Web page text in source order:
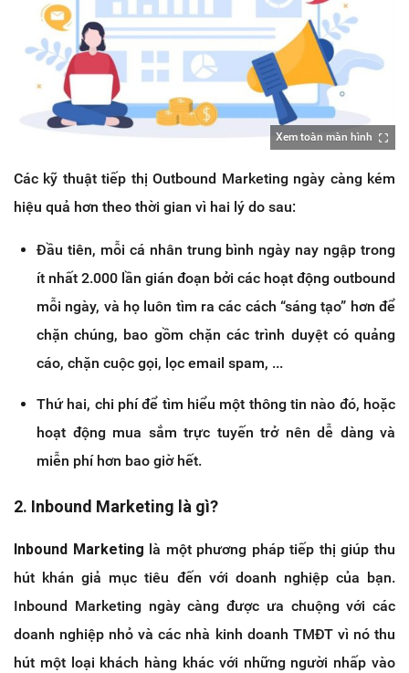
Xem toàn màn hình
Các kỹ thuật tiếp thị Outbound Marketing ngày càng kém
hiệu quả hơn theo thời gian vì hai lý do sau:
Đầu tiên, mỗi cá nhân trung bình ngày nay ngập trong
ít nhất 2.000 lần gián đoạn bởi các hoạt động outbound
mỗi ngày, và họ luôn tìm ra các cách “sáng tạo” hơn để
chặn chúng, bao gồm chặn các trình duyệt có quảng
cáo, chặn cuộc gọi, lọc email spam, ...
Thứ hai, chi phí để tìm hiểu một thông tin nào đó, hoặc
hoạt động mua sắm trực tuyến trở nên dễ dàng và
miễn phí hơn bao giờ hết.
2. Inbound Marketing là gì?
Inbound Marketing là một phương pháp tiếp thị giúp thu
hút khán giả mục tiêu đến với doanh nghiệp của bạn.
Inbound Marketing ngày càng được ưa chuộng với các
doanh nghiệp nhỏ và các nhà kinh doanh TMĐT vì nó thu
hút một loại khách hàng khác với những người nhấp vào